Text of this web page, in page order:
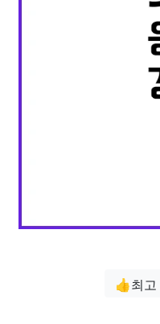
👍최고